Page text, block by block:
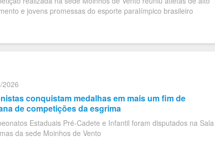
e jovens promessas do esporte paralímpico brasileiro
2026
conquistam medalhas em mais um fim de
de competições da esgrima
Estaduais Pré-Cadete e Infantil foram disputados na Sala
da sede Moinhos de Vento